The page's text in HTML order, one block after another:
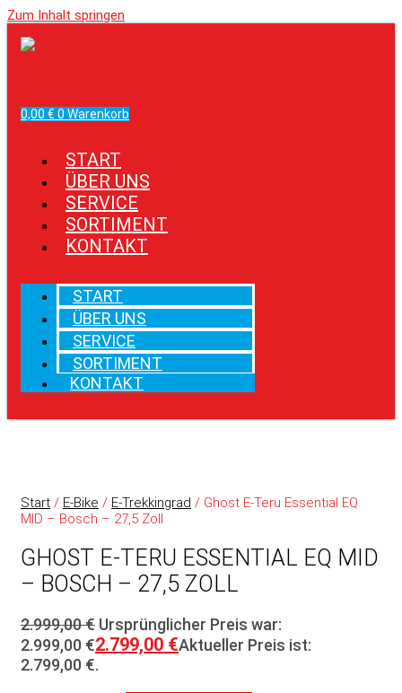
Zum Inhalt springen
0,00 € 0 Warenkorb
START
ÜBER UNS
SERVICE
SORTIMENT
KONTAKT
START
ÜBER UNS
SERVICE
SORTIMENT
KONTAKT
Start / E-Bike / E-Trekkingrad / Ghost E-Teru Essential EQ
MID – Bosch – 27,5 Zoll
GHOST E-TERU ESSENTIAL EQ MID
– BOSCH – 27,5 ZOLL
2.999,00€ Ursprünglicher Preis war:
2.999,00 €2.799,00 €Aktueller Preis ist:
2.799,00 €.